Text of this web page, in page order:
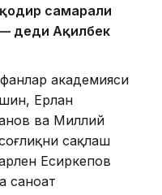
самарали
деди Ақилбек
академияси
Ерлан
ва Миллий
сақлаш
Есиркепов
саноат